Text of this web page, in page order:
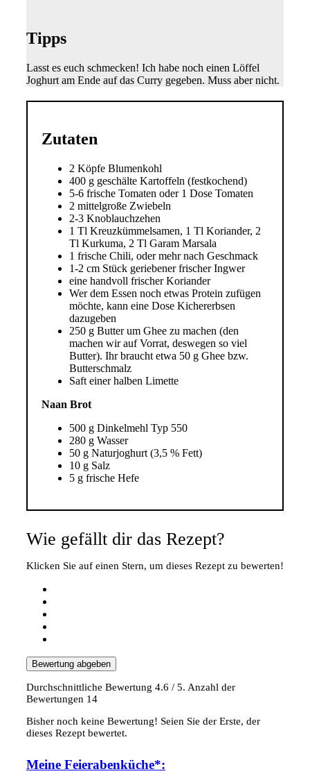
Tipps
Lasst es euch schmecken! Ich habe noch einen Löffel
Joghurt am Ende auf das Curry gegeben. Muss aber nicht.
Zutaten
2 Köpfe Blumenkohl
400 g geschälte Kartoffeln (festkochend)
5-6 frische Tomaten oder 1 Dose Tomaten
2 mittelgroße Zwiebeln
2-3 Knoblauchzehen
1 Tl Kreuzkümmelsamen, 1 Tl Koriander, 2
Tl Kurkuma, 2 Tl Garam Marsala
1 frische Chili, oder mehr nach Geschmack
1-2 cm Stück geriebener frischer Ingwer
eine handvoll frischer Koriander
Wer dem Essen noch etwas Protein zufügen
möchte, kann eine Dose Kichererbsen
dazugeben
250 g Butter um Ghee zu machen (den
machen wir auf Vorrat, deswegen so viel
Butter). Ihr braucht etwa 50 g Ghee bzw.
Butterschmalz
Saft einer halben Limette
Naan Brot
500 g Dinkelmehl Typ 550
280 g Wasser
50 g Naturjoghurt (3,5 % Fett)
10 g Salz
5 g frische Hefe
Wie gefällt dir das Rezept?
Klicken Sie auf einen Stern, um dieses Rezept zu bewerten!
Bewertung abgeben
Durchschnittliche Bewertung 4.6 / 5. Anzahl der
Bewertungen 14
Bisher noch keine Bewertung! Seien Sie der Erste, der
dieses Rezept bewertet.
Meine Feierabenküche*: